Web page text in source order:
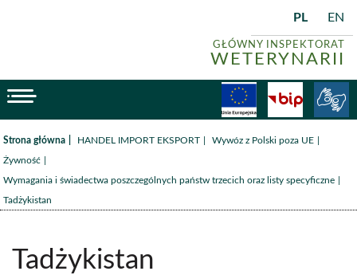
GŁÓWNY INSPEKTORAT
WETERYNARII
PL EN
BiP
Strona główna /HANDEL IMPORT EKSPORT /Wywóz z Polski poza UE
Żywność
Wymagania i świadectwa poszczególnych państw trzecich oraz listy specyficzne
Tadżykistan
Tadżykistan